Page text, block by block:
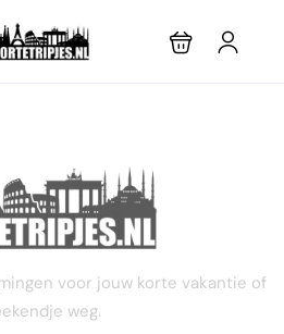
TRIP SAMEN
voor jouw korte vakantie of
weg.